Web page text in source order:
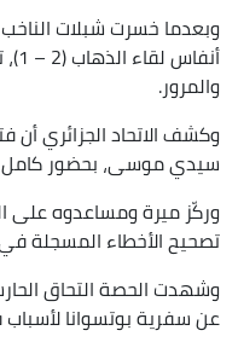
وبعدما خسرت شبلات الناخب
أنفاس
والمرور.
وكشف الاتحاد الجزائري أن
سيدي موسى، بحضور كامل
وركّز ميرة ومساعدوه على
تصحيح الأخطاء المسجلة في
وشهدت الحصة التحاق
عن سفرية بوتسوانا لأسباب